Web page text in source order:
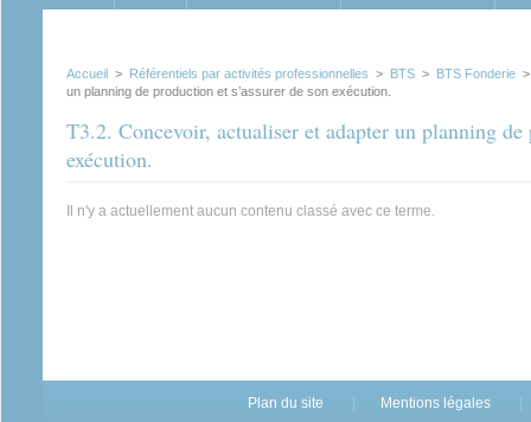
Accueil > Référentiels par activités professionnelles > BTS > BTS Fonderie
un planning de production et s’assurer de son exécution.
T3.2. Concevoir, actualiser et adapter un planning de
exécution.
Il n'y a actuellement aucun contenu classé avec ce terme.
Plan du site Mentions légales